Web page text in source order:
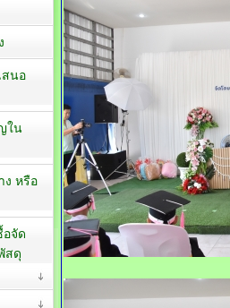
สนอ
ใน
ง หรือ
อจัด
สดุ